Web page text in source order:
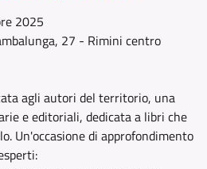
2025
27 - Rimini centro
agli autori del territorio, una
e editoriali, dedicata a libri che
Un'occasione di approfondimento